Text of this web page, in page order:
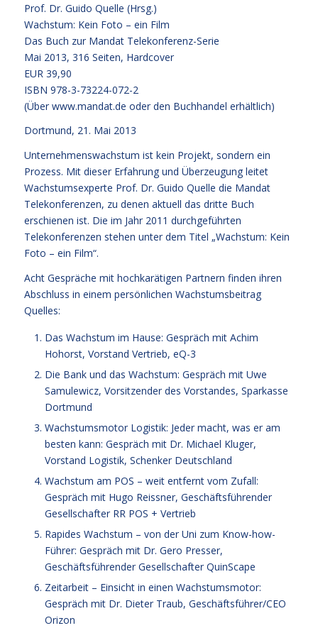
Prof. Dr. Guido Quelle (Hrsg.)
Wachstum: Kein Foto – ein Film
Das Buch zur Mandat Telekonferenz-Serie
Mai 2013, 316 Seiten, Hardcover
EUR 39,90
ISBN 978-3-73224-072-2
(Über www.mandat.de oder den Buchhandel erhältlich)
Dortmund, 21. Mai 2013
Unternehmenswachstum ist kein Projekt, sondern ein
Prozess. Mit dieser Erfahrung und Überzeugung leitet
Wachstumsexperte Prof. Dr. Guido Quelle die Mandat
Telekonferenzen, zu denen aktuell das dritte Buch
erschienen ist. Die im Jahr 2011 durchgeführten
Telekonferenzen stehen unter dem Titel „Wachstum: Kein
Foto – ein Film“.
Acht Gespräche mit hochkarätigen Partnern finden ihren
Abschluss in einem persönlichen Wachstumsbeitrag
Quelles:
Das Wachstum im Hause: Gespräch mit Achim
Hohorst, Vorstand Vertrieb, eQ-3
Die Bank und das Wachstum: Gespräch mit Uwe
Samulewicz, Vorsitzender des Vorstandes, Sparkasse
Dortmund
Wachstumsmotor Logistik: Jeder macht, was er am
besten kann: Gespräch mit Dr. Michael Kluger,
Vorstand Logistik, Schenker Deutschland
Wachstum am POS – weit entfernt vom Zufall:
Gespräch mit Hugo Reissner, Geschäftsführender
Gesellschafter RR POS + Vertrieb
Rapides Wachstum – von der Uni zum Know-how-
Führer: Gespräch mit Dr. Gero Presser,
Geschäftsführender Gesellschafter QuinScape
Zeitarbeit – Einsicht in einen Wachstumsmotor:
Gespräch mit Dr. Dieter Traub, Geschäftsführer/CEO
Orizon